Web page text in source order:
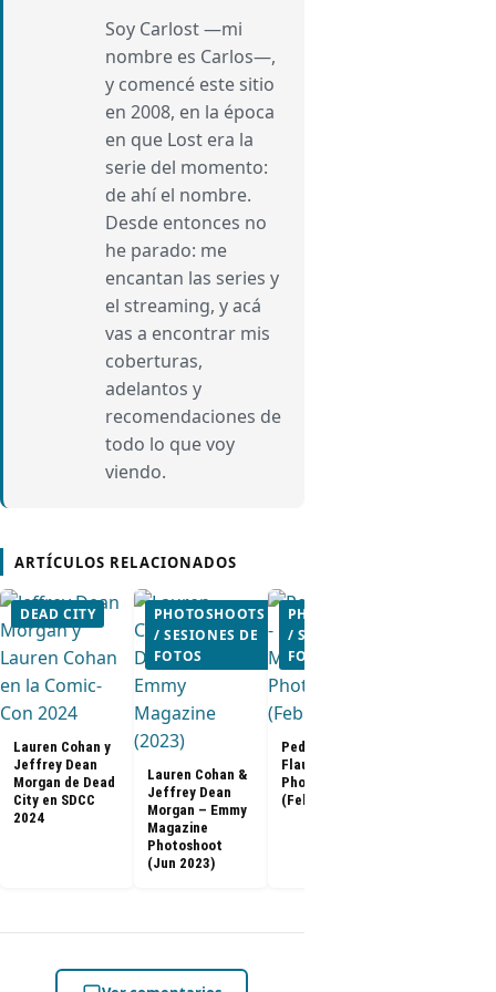
Soy Carlost —mi
nombre es Carlos—,
y comencé este sitio
en 2008, en la época
en que Lost era la
serie del momento:
de ahí el nombre.
Desde entonces no
he parado: me
encantan las series y
el streaming, y acá
vas a encontrar mis
coberturas,
adelantos y
recomendaciones de
todo lo que voy
viendo.
ARTÍCULOS RELACIONADOS
DEAD CITY
Lauren Cohan y
Jeffrey Dean
Morgan de Dead
City en SDCC
2024
PHOTOSHOOTS
/ SESIONES DE
FOTOS
Lauren Cohan &
Jeffrey Dean
Morgan – Emmy
Magazine
Photoshoot
(Jun 2023)
PHOTOSHOOTS
/ SESIONES DE
FOTOS
Pedro Pascal –
Flaunt Magazine
Photoshoot
(Feb 2023)